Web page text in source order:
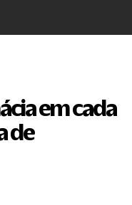
em cada
de